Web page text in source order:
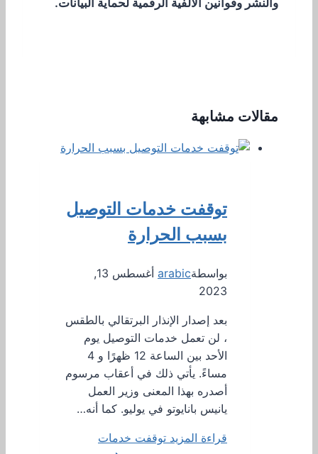
مقالات مشابهة
توقفت خدمات التوصيل
بسبب الحرارة
بواسطةarabic
أغسطس 13,
2023
بعد إصدار الإنذار البرتقالي بالطقس
، لن تعمل خدمات التوصيل يوم
الأحد بين الساعة 12 ظهرًا و 4
مساءً. يأتي ذلك في أعقاب مرسوم
أصدره بهذا المعنى وزير العمل
يانيس بانايوتو في يوليو. كما أنه…
قراءة المزيد توقفت خدمات